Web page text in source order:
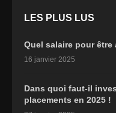
LES PLUS LUS
Quel salaire pour être
16 janvier 2025
Dans quoi faut-il
placements en 2025 !